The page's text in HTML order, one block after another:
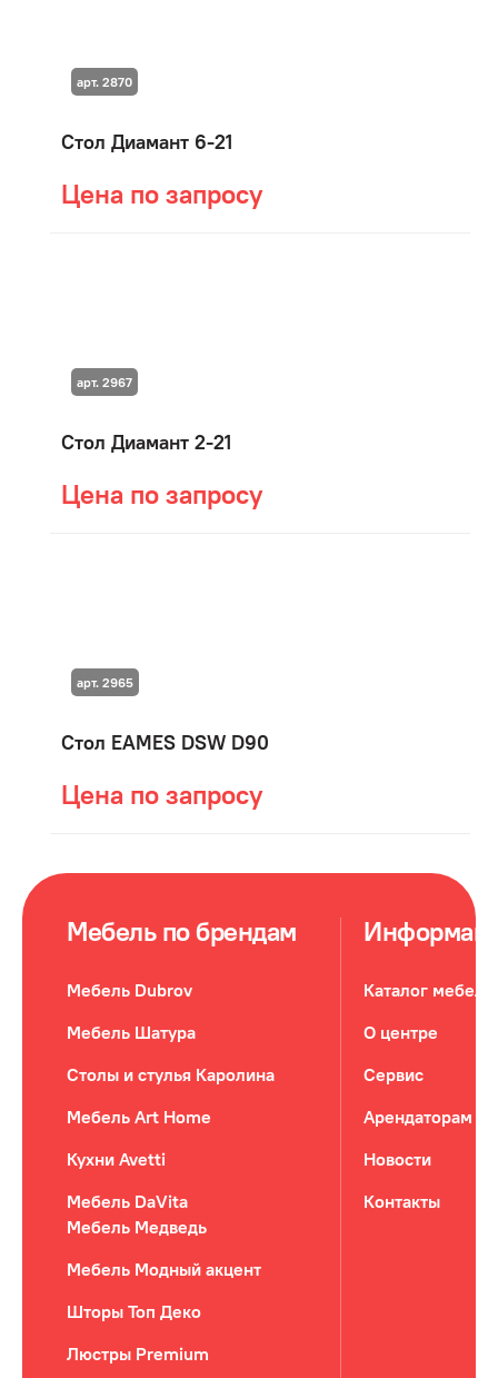
Стол Диамант 6-21
Цена по запросу
арт. 2870
Стол Диамант 2-21
Цена по запросу
арт. 2967
Стол EAMES DSW D90
Цена по запросу
арт. 2965
Мебель по брендам
Мебель Dubrov
Мебель Шатура
Столы и стулья Каролина
Мебель Art Home
Кухни Avetti
Мебель DaVita
Мебель Медведь
Мебель Модный акцент
Шторы Топ Деко
Люстры Premium
Каталог мебели
О центре
Сервис
Арендаторам
Новости
Контакты